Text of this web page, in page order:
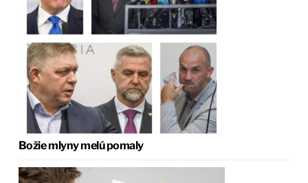
Božie mlyny melú pomaly